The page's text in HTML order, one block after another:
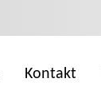
Kontakt